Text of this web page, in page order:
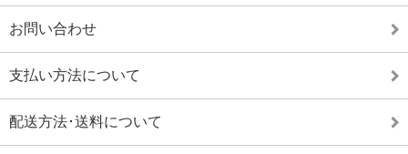
お問い合わせ
支払い方法について
配送方法･送料について